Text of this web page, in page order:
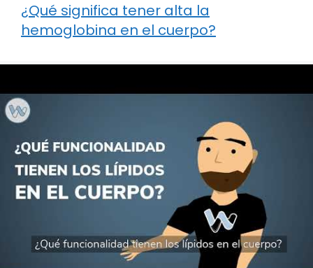
¿Qué significa tener alta la
hemoglobina en el cuerpo?